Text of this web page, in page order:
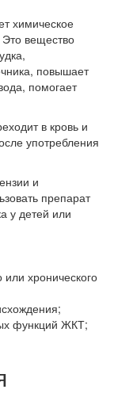
химическое
вещество
повышает
помогает
в кровь и
употребления
и
препарат
у детей или
или хронического
функций ЖКТ;